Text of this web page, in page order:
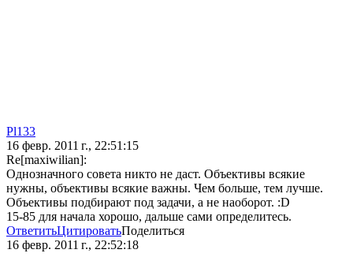
Pl133
16 февр. 2011 г., 22:51:15
Re[maxiwilian]:
Однозначного совета никто не даст. Объективы всякие
нужны, объективы всякие важны. Чем больше, тем лучше.
Объективы подбирают под задачи, а не наоборот. :D
15-85 для начала хорошо, дальше сами определитесь.
ОтветитьЦитироватьПоделиться
16 февр. 2011 г., 22:52:18